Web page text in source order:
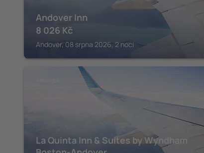
Andover Inn
8 026 Kč
Andover, 08 srpna 2026, 2 noci
La Quinta Inn & Suites by Wyndham